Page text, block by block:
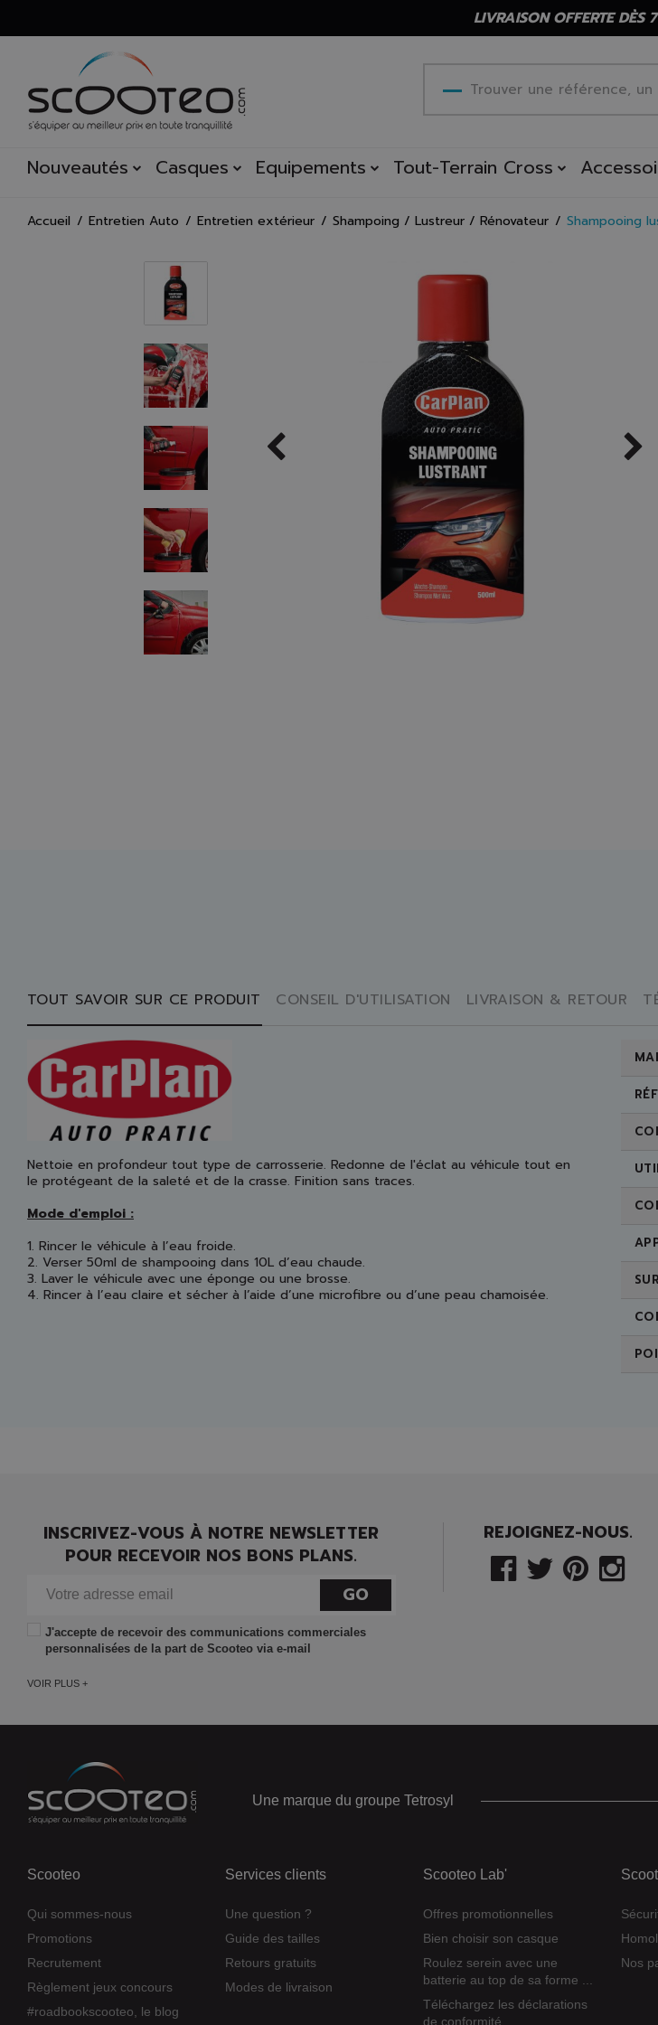
LIVRAISON OFFERTE DÈS
Nouveautés Casques Equipements Tout-Terrain Cross
Accueil Entretien Auto Entretien extérieur Shampoing / Lustreur / Rénovateur Shampooing
TOUT SAVOIR SUR CE PRODUIT CONSEIL D'UTILISATION LIVRAISON & RETOUR
Nettoie en profondeur tout type de carrosserie. Redonne de l'éclat au véhicule tout en
le protégeant de la saleté et de la crasse. Finition sans traces.
Mode d'emploi :
1. Rincer le véhicule à l’eau froide.
2. Verser 50ml de shampooing dans 10L d’eau chaude.
3. Laver le véhicule avec une éponge ou une brosse.
4. Rincer à l’eau claire et sécher à l’aide d’une microfibre ou d’une peau chamoisée.
INSCRIVEZ-VOUS À NOTRE NEWSLETTER
POUR RECEVOIR NOS BONS PLANS.
GO
J'accepte de recevoir des communications commerciales
personnalisées de la part de Scooteo via e-mail
VOIR PLUS +
REJOIGNEZ-NOUS.
Une marque du groupe Tetrosyl
Scooteo
Qui sommes-nous
Promotions
Recrutement
Règlement jeux concours
#roadbookscooteo, le blog
Services clients
Une question ?
Guide des tailles
Retours gratuits
Modes de livraison
Scooteo Lab'
Offres promotionnelles
Bien choisir son casque
Roulez serein avec une
batterie au top de sa forme ...
Téléchargez les déclarations
de conformité
Nos